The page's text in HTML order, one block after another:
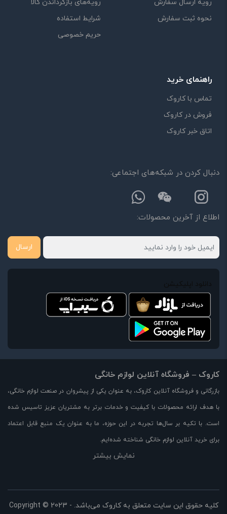
رویه ارسال سفارش
نحوه ثبت سفارش
رویه‌های بازگرداندن کالا
شرایط استفاده
حریم خصوصی
راهنمای خرید
تماس با کاروک
فروش در کاروک
اتاق خبر کاروک
دنبال کردن در شبکه‌های اجتماعی:
اطلاع از آخرین محصولات:
ارسال
کاروک – فروشگاه آنلاین لوازم خانگی
بازرگانی و فروشگاه آنلاین کاروک، به عنوان یکی از پیشروان در صنعت لوازم خانگی،
با هدف ارائه محصولات با کیفیت و خدمات برتر به مشتریان عزیز تاسیس شده
است. با تکیه بر سال‌ها تجربه در این حوزه، ما به عنوان یک منبع قابل اعتماد
برای خرید آنلاین لوازم خانگی شناخته شده‌ایم.
در وبسایت کاروک، مجموعه‌ای بزرگ از لوازم خانگی با کیفیت بالا را با قیمت مناسب
فروشگاه ما می‌توان به لوازم آشپزخانه، لوازم برقی، لوازم خوراکی، لوازم تهویه و
سرمایش، لوازم خانه و دکوراسیون و بسیاری از محصولات دیگر اشاره کرد.
نمایش بیشتر
کلیه حقوق این سایت متعلق به کاروک می‌باشد. Copyright © 2023 -